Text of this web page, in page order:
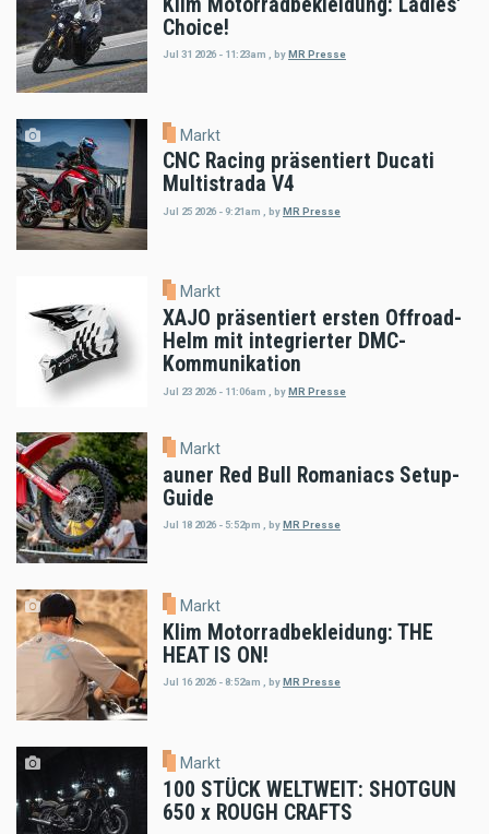
Choice!
Jul 31 2026 - 11:23am byMR Presse
Markt
CNC Racing präsentiert Ducati
Multistrada V4
Jul 25 2026 - 9:21am byMR Presse
Markt
XAJO präsentiert ersten Offroad-
Helm mit integrierter DMC-
Kommunikation
Jul 23 2026 - 11:06am byMR Presse
Markt
auner Red Bull Romaniacs Setup-
Guide
Jul 18 2026 - 5:52pm , byMR Presse
Markt
Klim Motorradbekleidung: THE
HEAT IS ON!
Jul 16 2026 - 8:52am byMR Presse
Markt
100 STÜCK WELTWEIT: SHOTGUN
650 x ROUGH CRAFTS